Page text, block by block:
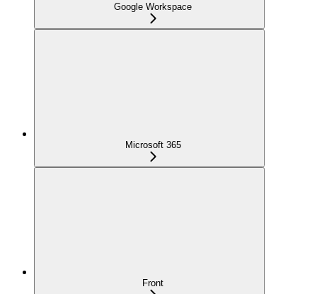
Google Workspace
Microsoft 365
Front